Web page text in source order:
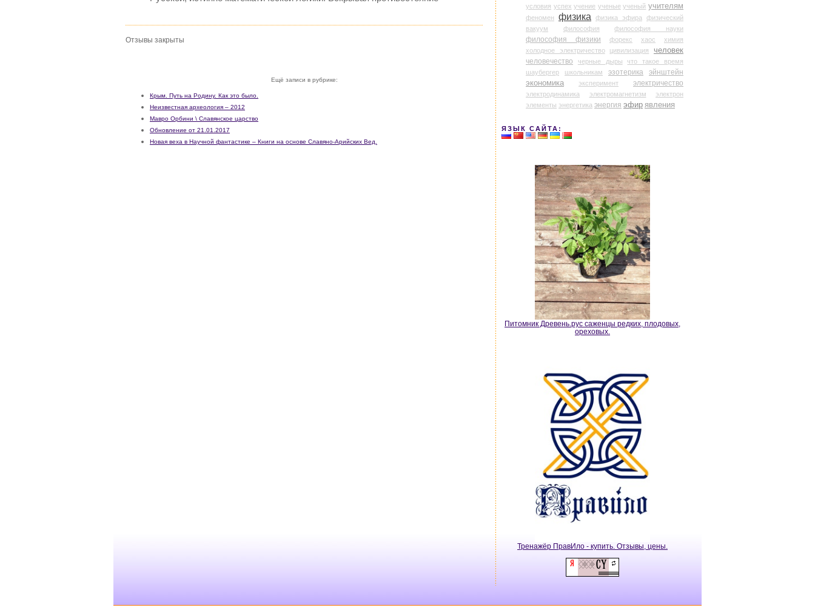
Отзывы закрыты
Ещё записи в рубрике:
Крым. Путь на Родину. Как это было.
Неизвестная археология – 2012
Мавро Орбини \ Славянское царство
Обновление от 21.01.2017
Новая веха в Научной фантастике – Книги на основе Славяно-Арийских Вед.
условия успех учение ученые ученый учителям
феномен физика физика эфира
физический
вакуум
философия философия науки
философия физики форекс хаос
химия
холодное электричество
цивилизация человек
человечество черные дыры
что такое время
шаубергер
школьникам эзотерика
эйнштейн
экономика
эксперимент электричество
электродинамика электромагнетизм
электрон
элементы энергетика энергия эфир явления
ЯЗЫК САЙТА:
Питомник Древень.рус саженцы редких, плодовых,
ореховых.
Тренажёр ПравИло - купить. Отзывы, цены.